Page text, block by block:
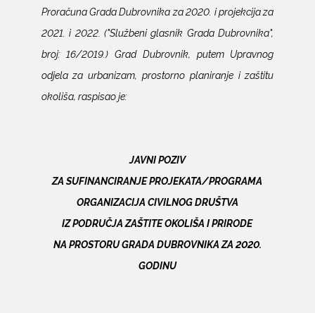
Proračuna Grada Dubrovnika za 2020. i projekcija za
2021. i 2022. ("Službeni glasnik Grada Dubrovnika",
broj: 16/2019.) Grad Dubrovnik, putem Upravnog
odjela za urbanizam, prostorno planiranje i zaštitu
okoliša, raspisao je:
JAVNI POZIV
ZA SUFINANCIRANJE PROJEKATA/PROGRAMA
ORGANIZACIJA CIVILNOG DRUŠTVA
IZ PODRUČJA ZAŠTITE OKOLIŠA I PRIRODE
NA PROSTORU GRADA DUBROVNIKA ZA 2020.
GODINU